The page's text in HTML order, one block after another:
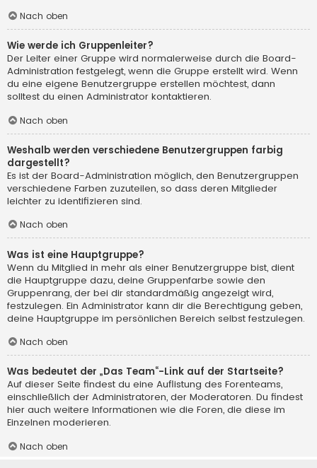
Nach oben
Wie werde ich Gruppenleiter?
Der Leiter einer Gruppe wird normalerweise durch die Board-
Administration festgelegt, wenn die Gruppe erstellt wird. Wenn
du eine eigene Benutzergruppe erstellen möchtest, dann
solltest du einen Administrator kontaktieren.
Nach oben
Weshalb werden verschiedene Benutzergruppen farbig
dargestellt?
Es ist der Board-Administration möglich, den Benutzergruppen
verschiedene Farben zuzuteilen, so dass deren Mitglieder
leichter zu identifizieren sind.
Nach oben
Was ist eine Hauptgruppe?
Wenn du Mitglied in mehr als einer Benutzergruppe bist, dient
die Hauptgruppe dazu, deine Gruppenfarbe sowie den
Gruppenrang, der bei dir standardmäßig angezeigt wird,
festzulegen. Ein Administrator kann dir die Berechtigung geben,
deine Hauptgruppe im persönlichen Bereich selbst festzulegen.
Nach oben
Was bedeutet der „Das Team“-Link auf der Startseite?
Auf dieser Seite findest du eine Auflistung des Forenteams,
einschließlich der Administratoren, der Moderatoren. Du findest
hier auch weitere Informationen wie die Foren, die diese im
Einzelnen moderieren.
Nach oben